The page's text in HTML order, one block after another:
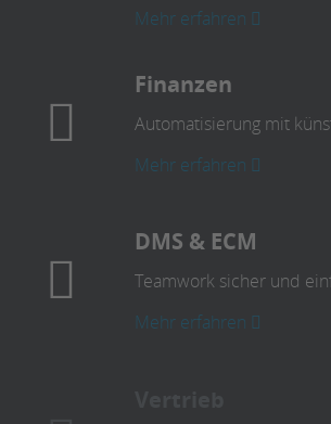
Mehr erfahren
Finanzen
Automatisierung mit
Mehr erfahren
DMS & ECM
Teamwork sicher und
Mehr erfahren